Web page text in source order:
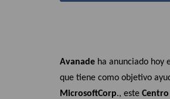
Avanade ha anunciado hoy
que tiene como objetivo
MicrosoftCorp., este Centro